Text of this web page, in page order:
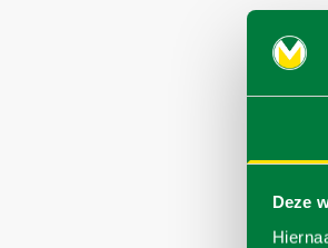
Deze